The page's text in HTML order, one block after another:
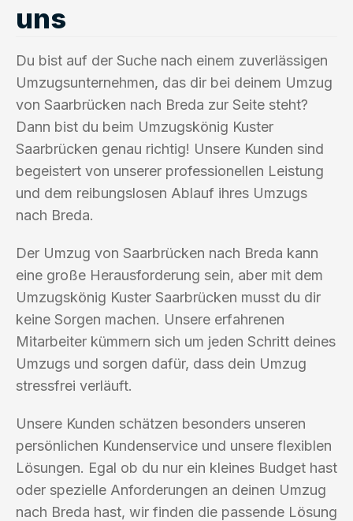
uns
Du bist auf der Suche nach einem zuverlässigen
Umzugsunternehmen, das dir bei deinem Umzug
von Saarbrücken nach Breda zur Seite steht?
Dann bist du beim Umzugskönig Kuster
Saarbrücken genau richtig! Unsere Kunden sind
begeistert von unserer professionellen Leistung
und dem reibungslosen Ablauf ihres Umzugs
nach Breda.
Der Umzug von Saarbrücken nach Breda kann
eine große Herausforderung sein, aber mit dem
Umzugskönig Kuster Saarbrücken musst du dir
keine Sorgen machen. Unsere erfahrenen
Mitarbeiter kümmern sich um jeden Schritt deines
Umzugs und sorgen dafür, dass dein Umzug
stressfrei verläuft.
Unsere Kunden schätzen besonders unseren
persönlichen Kundenservice und unsere flexiblen
Lösungen. Egal ob du nur ein kleines Budget hast
oder spezielle Anforderungen an deinen Umzug
nach Breda hast, wir finden die passende Lösung